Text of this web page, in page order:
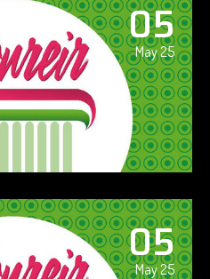
05
May 25
05
May 25